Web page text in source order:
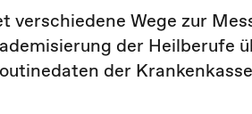
Wege zur
der Heilberufe
der